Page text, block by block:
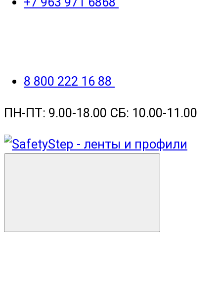
8 800 222 16 88
ПН-ПТ: 9.00-18.00 СБ: 10.00-11.00